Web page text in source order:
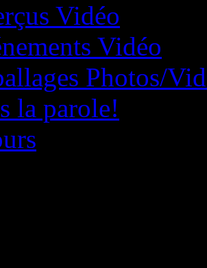
Vidéo
Vidéo
Photos/
la parole!